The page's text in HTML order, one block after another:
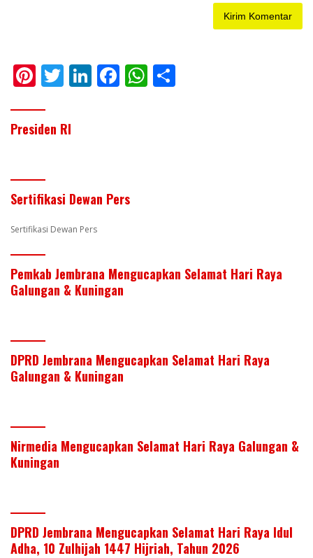
Pi
er
e
T
itt
er
Li F
k
W
Presiden RI
Sertifikasi Dewan Pers
Sertifikasi Dewan Pers
Pemkab Jembrana Mengucapkan Selamat Hari Raya
Galungan & Kuningan
DPRD Jembrana Mengucapkan Selamat Hari Raya
Galungan & Kuningan
Nirmedia Mengucapkan Selamat Hari Raya Galungan &
Kuningan
DPRD Jembrana Mengucapkan Selamat Hari Raya Idul
Adha, 10 Zulhijah 1447 Hijriah, Tahun 2026